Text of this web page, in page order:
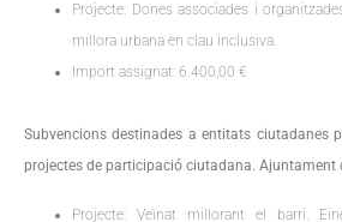
Projecte: Dones associades i
millora urbana en clau inclusiva.
Import assignat: 6.400,00 €
Subvencions destinades a entitats ciutadanes
projectes de participació ciutadana. Ajuntament
Projecte: Veïnat millorant el barri.